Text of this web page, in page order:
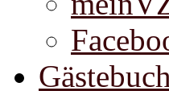
Gästebuch